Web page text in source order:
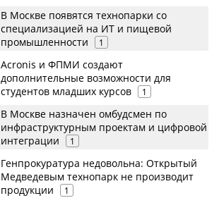
В Москве появятся технопарки со
специализацией на ИТ и пищевой
промышленности
1
Acronis и ФПМИ создают
дополнительные возможности для
студентов младших курсов
1
В Москве назначен омбудсмен по
инфраструктурным проектам и цифровой
интеграции
1
Генпрокуратура недовольна: Открытый
Медведевым технопарк не производит
продукции
1